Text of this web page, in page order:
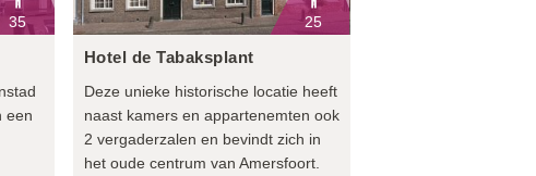
35
een
25
Hotel de Tabaksplant
Deze unieke historische locatie heeft
naast kamers en appartenemten ook
2 vergaderzalen en bevindt zich in
het oude centrum van Amersfoort.